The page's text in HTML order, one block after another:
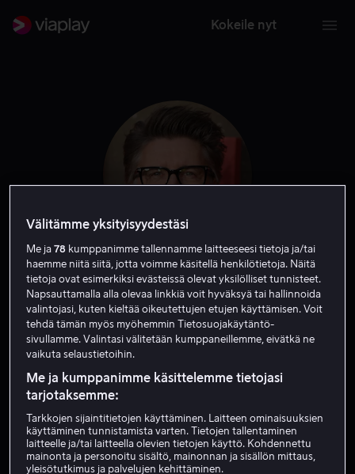
Kokeile nyt
Scott Derrickson
Tuottaja Ohjaaja Tuotannonjohtaja Kirjoittaja
Välitämme yksityisyydestäsi
Me ja78 kumppanimme tallennamme laitteeseesi tietoja ja/tai
haemme niitä siitä, jotta voimme käsitellä henkilötietoja. Näitä
tietoja ovat esimerkiksi evästeissä olevat yksilölliset tunnisteet.
Napsauttamalla alla olevaa linkkiä voit hyväksyä tai hallinnoida
valintojasi, kuten kieltää oikeutettujen etujen käyttämisen. Voit
tehdä tämän myös myöhemmin Tietosuojakäytäntö-
sivullamme. Valintasi välitetään kumppaneillemme, eivätkä ne
vaikuta selaustietoihin.
Me ja kumppanimme käsittelemme tietojasi
tarjotaksemme:
Tarkkojen sijaintitietojen käyttäminen. Laitteen ominaisuuksien
käyttäminen tunnistamista varten. Tietojen tallentaminen
laitteelle ja/tai laitteella olevien tietojen käyttö. Kohdennettu
mainonta ja personoitu sisältö, mainonnan ja sisällön mittaus,
yleisötutkimus ja palvelujen kehittäminen.